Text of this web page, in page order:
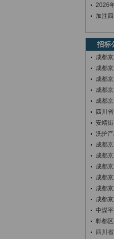
2026
加注
招标
成都
成都
成都
成都
成都
四川
安靖
洗护
成都
成都
成都
成都
成都
成都
中煤
郫都
四川